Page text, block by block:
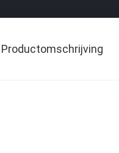
Productomschrijving